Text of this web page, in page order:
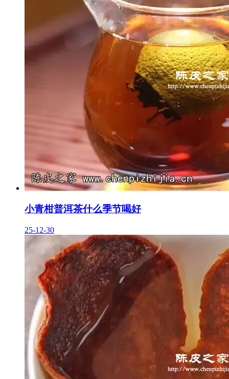
小青柑普洱茶什么季节喝好
25-12-30